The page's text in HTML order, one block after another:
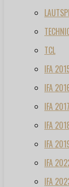
TCL
IFA
IFA
IFA 2017
IFA
IFA
IFA
IFA